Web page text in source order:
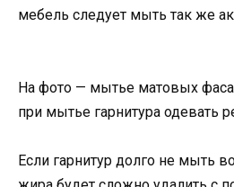
мебель следует мыть так же
На фото — мытье матовых
при мытье гарнитура одевать
Если гарнитур долго не мыть